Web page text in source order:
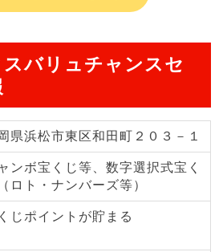
バリュチャンスセ
県浜松市東区和田町２０３－１
ンボ宝くじ等、数字選択式宝く
ロト・ナンバーズ等）
じポイントが貯まる